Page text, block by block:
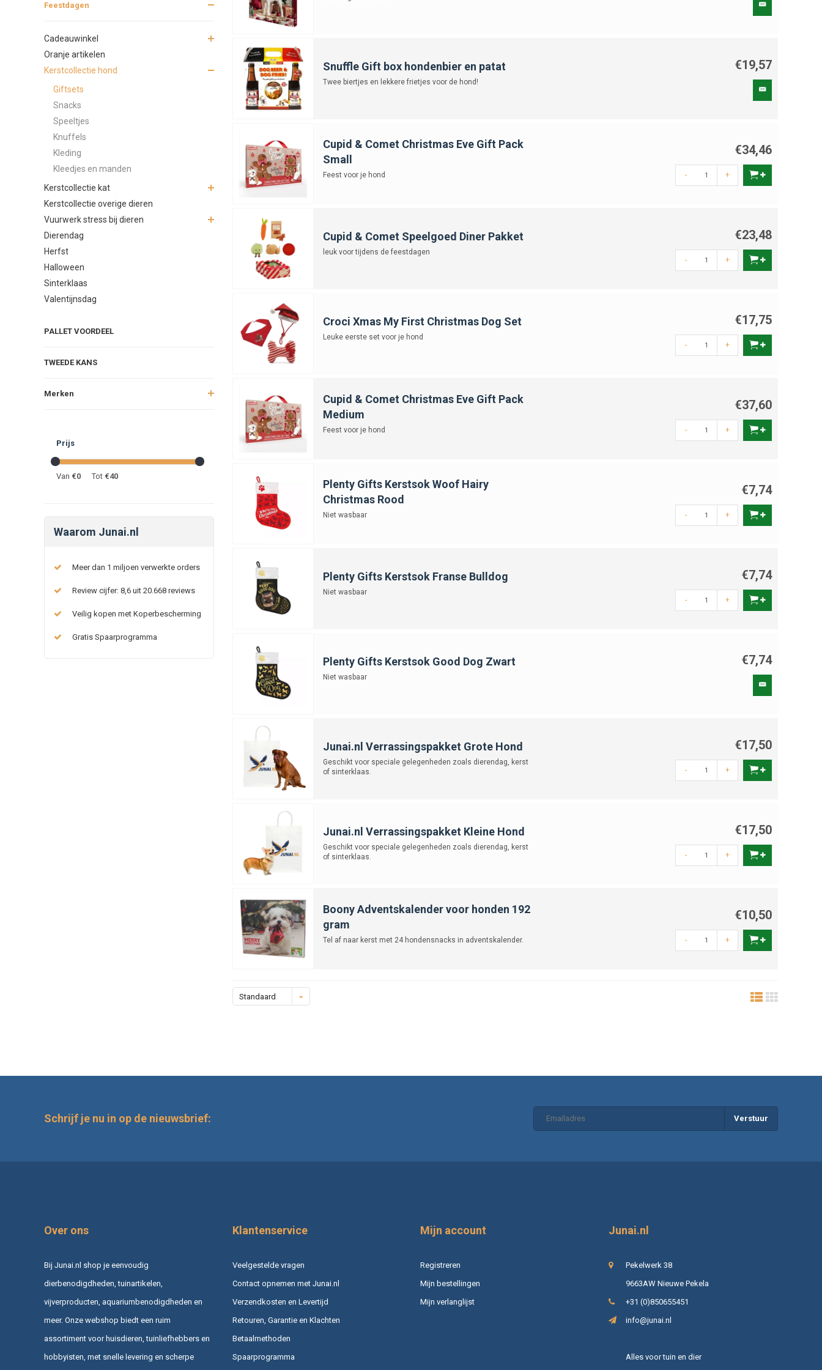
Feestdagen
Cadeauwinkel
Oranje artikelen
Kerstcollectie hond
Giftsets
Snacks
Speeltjes
Knuffels
Kleding
Kleedjes en manden
Kerstcollectie kat
Kerstcollectie overige dieren
Vuurwerk stress bij dieren
Dierendag
Herfst
Halloween
Sinterklaas
Valentijnsdag
PALLET VOORDEEL
TWEEDE KANS
Merken
Prijs
Van €0 Tot €40
Waarom Junai.nl
Meer dan 1 miljoen verwerkte orders
Review cijfer: 8,6 uit 20.668 reviews
Veilig kopen met Koperbescherming
Gratis Spaarprogramma
Snuffle Gift box hondenbier en patat
Twee biertjes en lekkere frietjes voor de hond!
€19,57
Cupid & Comet Christmas Eve Gift Pack
Small
Feest voor je hond
€34,46
- +
Cupid & Comet Speelgoed Diner Pakket
leuk voor tijdens de feestdagen
€23,48
- +
Croci Xmas My First Christmas Dog Set
Leuke eerste set voor je hond
€17,75
- +
Cupid & Comet Christmas Eve Gift Pack
Medium
Feest voor je hond
€37,60
- +
Plenty Gifts Kerstsok Woof Hairy
Christmas Rood
Niet wasbaar
€7,74
- +
Plenty Gifts Kerstsok Franse Bulldog
Niet wasbaar
€7,74
- +
Plenty Gifts Kerstsok Good Dog Zwart
Niet wasbaar
€7,74
Junai.nl Verrassingspakket Grote Hond
Geschikt voor speciale gelegenheden zoals dierendag, kerst
of sinterklaas.
€17,50
- +
Junai.nl Verrassingspakket Kleine Hond
Geschikt voor speciale gelegenheden zoals dierendag, kerst
of sinterklaas.
€17,50
- +
Boony Adventskalender voor honden 192
gram
Tel af naar kerst met 24 hondensnacks in adventskalender.
€10,50
- +
Standaard
Schrijf je nu in op de nieuwsbrief: Verstuur
Over ons
Bij Junai.nl shop je eenvoudig
dierbenodigdheden, tuinartikelen,
vijverproducten, aquariumbenodigdheden en
meer. Onze webshop biedt een ruim
assortiment voor huisdieren, tuinliefhebbers en
hobbyisten, met snelle levering en scherpe
Klantenservice
Veelgestelde vragen
Contact opnemen met Junai.nl
Verzendkosten en Levertijd
Retouren, Garantie en Klachten
Betaalmethoden
Spaarprogramma
Mijn account
Registreren
Mijn bestellingen
Mijn verlanglijst
Junai.nl
Pekelwerk 38
9663AW Nieuwe Pekela
+31 (0)850655451
info@junai.nl
Alles voor tuin en dier